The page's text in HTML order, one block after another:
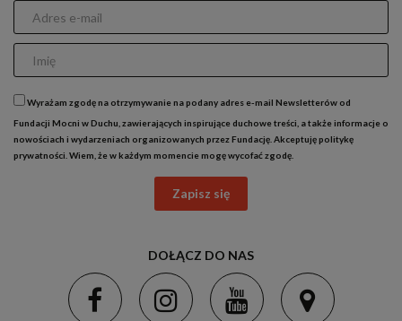
Wyrażam zgodę na otrzymywanie na podany adres e-mail Newsletterów od
Fundacji Mocni w Duchu, zawierających inspirujące duchowe treści, a także informacje o
nowościach i wydarzeniach organizowanych przez Fundację. Akceptujępolitykę
prywatności . Wiem, że w każdym momencie mogę wycofać zgodę.
Zapisz się
DOŁĄCZ DO NAS